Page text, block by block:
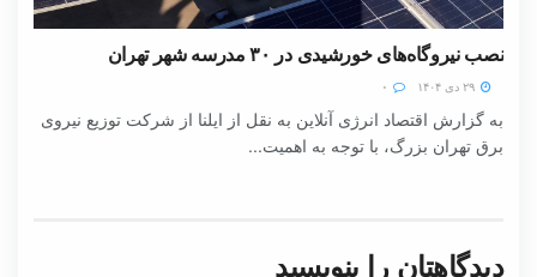
نصب نیروگاه‌های خورشیدی در ۳۰ مدرسه شهر تهران
به گزارش اقتصاد انرژی آنلاین به نقل از ایلنا از شرکت توزیع نیروی
برق تهران بزرگ، با توجه به اهمیت...
دیدگاهتان را بنویسید